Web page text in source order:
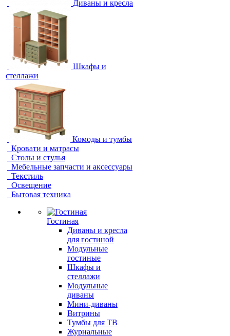
Диваны и кресла
Шкафы и
стеллажи
Комоды и тумбы
Кровати и матрасы
Столы и стулья
Мебельные запчасти и аксессуары
Текстиль
Освещение
Бытовая техника
Гостиная
Диваны и кресла
для гостиной
Модульные
гостиные
Шкафы и
стеллажи
Модульные
диваны
Мини-диваны
Витрины
Тумбы для ТВ
Журнальные